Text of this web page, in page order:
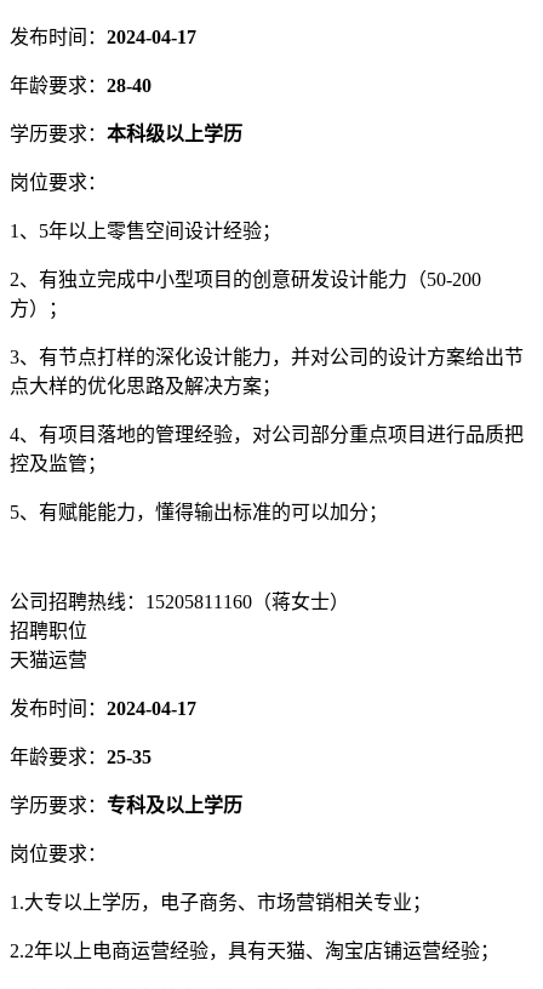
发布时间： 2024-04-17
年龄要求： 28-40
学历要求： 本科级以上学历
岗位要求：
1、5年以上零售空间设计经验；
2、有独立完成中小型项目的创意研发设计能力（50-200
方）；
3、有节点打样的深化设计能力，并对公司的设计方案给出节
点大样的优化思路及解决方案；
4、有项目落地的管理经验，对公司部分重点项目进行品质把
控及监管；
5、有赋能能力，懂得输出标准的可以加分；
公司招聘热线：15205811160（蒋女士）
招聘职位
天猫运营
发布时间： 2024-04-17
年龄要求： 25-35
学历要求： 专科及以上学历
岗位要求：
1.大专以上学历，电子商务、市场营销相关专业；
2.2年以上电商运营经验，具有天猫、淘宝店铺运营经验；